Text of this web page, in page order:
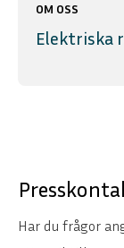
OM OSS
Elektriska
Har du frågor